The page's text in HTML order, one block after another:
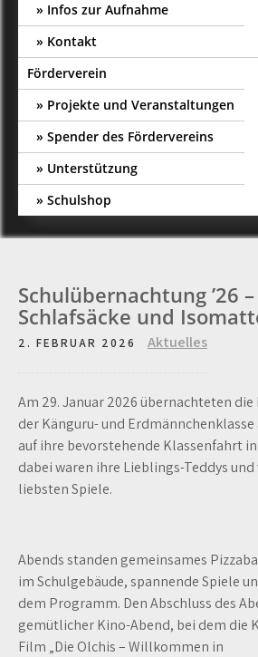
Infos zur Aufnahme
Kontakt
Förderverein
Projekte und Veranstaltungen
Spender des Fördervereins
Unterstützung
Schulshop
Schulübernachtung ’26 –
Schlafsäcke und
2. FEBRUAR 2026 Aktuelles
Am 29. Januar 2026 übernachteten
der Känguru- und
auf ihre bevorstehende Klassenfahrt
dabei waren ihre Lieblings-Teddys
liebsten Spiele.
Abends standen gemeinsames
im Schulgebäude, spannende Spiele
dem Programm. Den Abschluss des
gemütlicher Kino-Abend, bei dem die
Film „Die Olchis – Willkommen in